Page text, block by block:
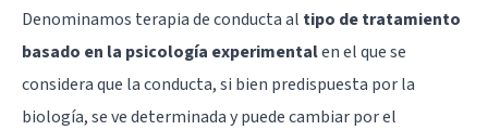
Denominamos terapia de conducta al tipo de tratamiento
basado en la psicología experimentalen el que se
considera que la conducta, si bien predispuesta por la
biología, se ve determinada y puede cambiar por el